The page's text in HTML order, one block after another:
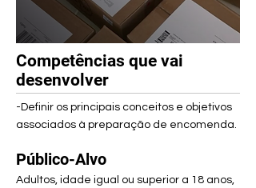
Competências que vai
desenvolver
-Definir os principais conceitos e objetivos
associados à preparação de encomenda.
Público-Alvo
Adultos, idade igual ou superior a 18 anos,